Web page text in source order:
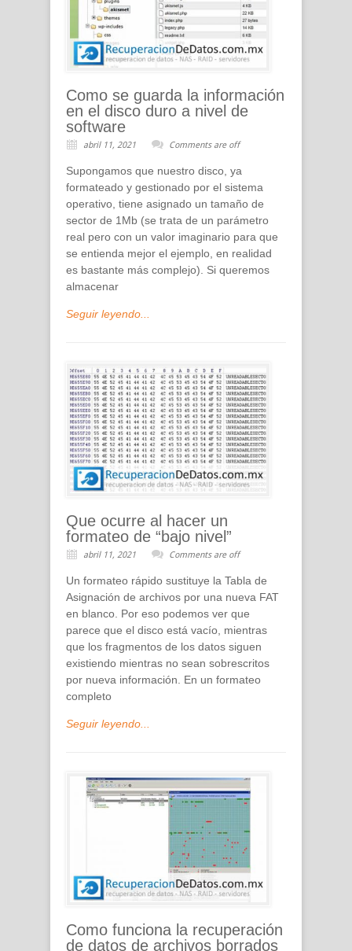
Como se guarda la información
en el disco duro a nivel de
software
abril 11, 2021 Comments are off
Supongamos que nuestro disco, ya
formateado y gestionado por el sistema
operativo, tiene asignado un tamaño de
sector de 1Mb (se trata de un parámetro
real pero con un valor imaginario para que
se entienda mejor el ejemplo, en realidad
es bastante más complejo). Si queremos
almacenar
Seguir leyendo...
Que ocurre al hacer un
formateo de “bajo nivel”
abril 11, 2021 Comments are off
Un formateo rápido sustituye la Tabla de
Asignación de archivos por una nueva FAT
en blanco. Por eso podemos ver que
parece que el disco está vacío, mientras
que los fragmentos de los datos siguen
existiendo mientras no sean sobrescritos
por nueva información. En un formateo
completo
Seguir leyendo...
Como funciona la recuperación
de datos de archivos borrados